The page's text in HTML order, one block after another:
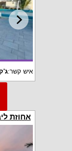
איש קשר:
אחוזת